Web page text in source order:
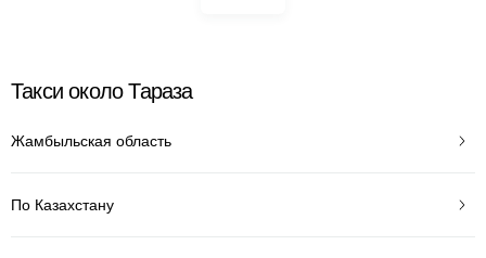
Такси около Тараза
Жамбыльская область
По Казахстану